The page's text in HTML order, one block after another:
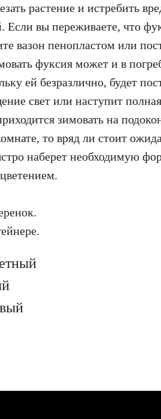
растение и истребить
Если вы переживаете, что
вазон пенопластом или
фуксия может и в
ей безразлично, будет
свет или наступит
зимовать на
то вряд ли стоит
наберет необходимую